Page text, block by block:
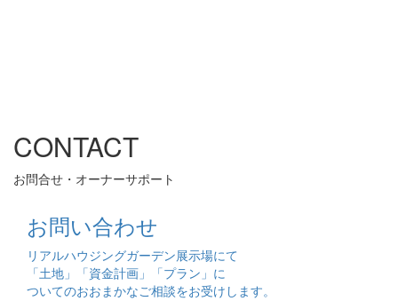
CONTACT
お問合せ・オーナーサポート
お問い合わせ
リアルハウジングガーデン展示場にて
「土地」「資金計画」「プラン」に
ついてのおおまかなご相談をお受けします。